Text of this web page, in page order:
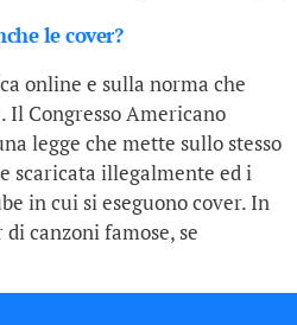
le cover?
online e sulla norma che
Congresso Americano
legge che mette sullo stesso
scaricata illegalmente ed i
in cui si eseguono cover. In
canzoni famose, se